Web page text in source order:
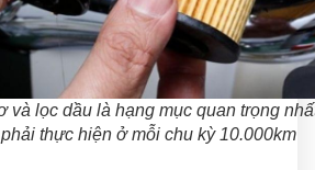
và lọc dầu là hạng mục quan trọng
thực hiện ở mỗi chu kỳ 10.000km